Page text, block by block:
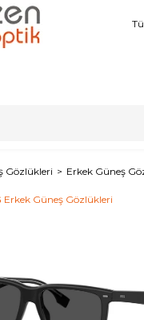
Gözlükleri Erkek Güneş
Erkek Güneş Gözlükleri